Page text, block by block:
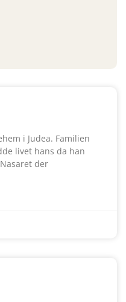
i Judea. Familien
livet hans da han
der